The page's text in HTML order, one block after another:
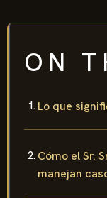
ON
Lo que
Cómo el Sr.
manejan